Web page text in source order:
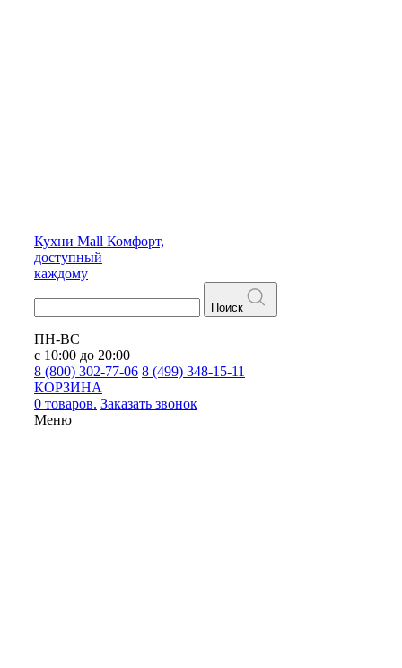
Кухни Mall Комфорт,
доступный
каждому
Поиск
ПН-ВС
с 10:00 до 20:00
8 (800) 302-77-06 8 (499) 348-15-11
КОРЗИНА
0 товаров. Заказать звонок
Меню